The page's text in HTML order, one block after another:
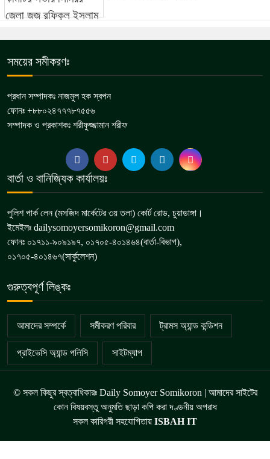
সময়ের সমীকরণঃ
প্রধান সম্পাদকঃ নাজমুল হক স্বপন
ফোনঃ +৮৮০২৪৭৭৭৮৭৫৫৬
সম্পাদক ও প্রকাশকঃ শরীফুজ্জামান শরীফ
বার্তা ও বানিজ্যিক কার্যালয়ঃ
পুলিশ পার্ক লেন (মসজিদ মার্কেটের ৩য় তলা) কোর্ট রোড, চুয়াডাঙ্গা।
ইমেইলঃ dailysomoyersomikoron@gmail.com
ফোনঃ ০১৭১১-৯০৯১৯৭, ০১৭০৫-৪০১৪৬৪(বার্তা-বিভাগ),
০১৭০৫-৪০১৪৬৭(সার্কুলেশন)
গুরুত্বপূর্ণ লিঙ্কঃ
আমাদের সম্পর্কে সমীকরণ পরিবার ট্রামস অ্যান্ড কন্ডিশন
প্রাইভেসি অ্যান্ড পলিসি সাইটম্যাপ
© সকল কিছুর স্বত্বাধিকারঃ Daily Somoyer Somikoron | আমাদের সাইটের
কোন বিষয়বস্তু অনুমতি ছাড়া কপি করা দণ্ডনীয় অপরাধ
সকল কারিগরী সহযোগিতায় ISBAH IT